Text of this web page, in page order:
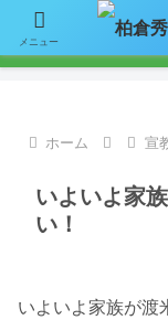
【お知らせ】ニュース
リックして「お問い
ホーム 宣
いよいよ家
い！
いよいよ家族が渡
メニュー